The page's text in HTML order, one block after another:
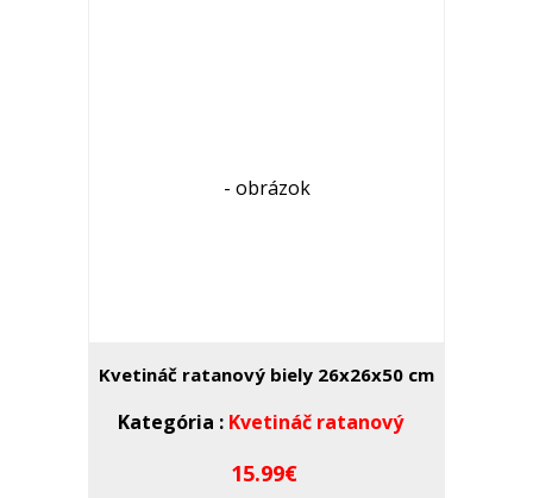
Kvetináč ratanový biely 26x26x50 cm
Kategória : Kvetináč ratanový
15.99